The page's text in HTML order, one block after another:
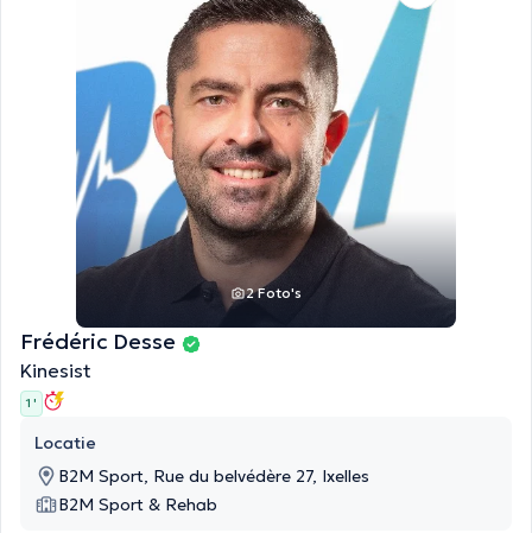
2 Foto's
Frédéric Desse
Kinesist
1 '
Locatie
B2M Sport, Rue du belvédère 27, Ixelles
B2M Sport & Rehab